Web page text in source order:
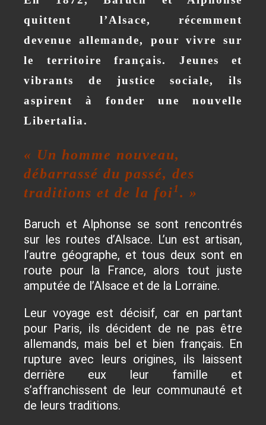
quittent l’Alsace, récemment
devenue allemande, pour vivre sur
le territoire français. Jeunes et
vibrants de justice sociale, ils
aspirent à fonder une nouvelle
Libertalia.
« Un homme nouveau,
débarrassé du passé, des
traditions et de la foi1 . »
Baruch et Alphonse se sont rencontrés
sur les routes d’Alsace. L’un est artisan,
l’autre géographe, et tous deux sont en
route pour la France, alors tout juste
amputée de l’Alsace et de la Lorraine.
Leur voyage est décisif, car en partant
pour Paris, ils décident de ne pas être
allemands, mais bel et bien français. En
rupture avec leurs origines, ils laissent
derrière eux leur famille et
s’affranchissent de leur communauté et
de leurs traditions.